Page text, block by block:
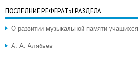
ПОСЛЕДНИЕ РЕФЕРАТЫ РАЗДЕЛА
О развитии музыкальной памяти учащихся
А. А. Алябьев